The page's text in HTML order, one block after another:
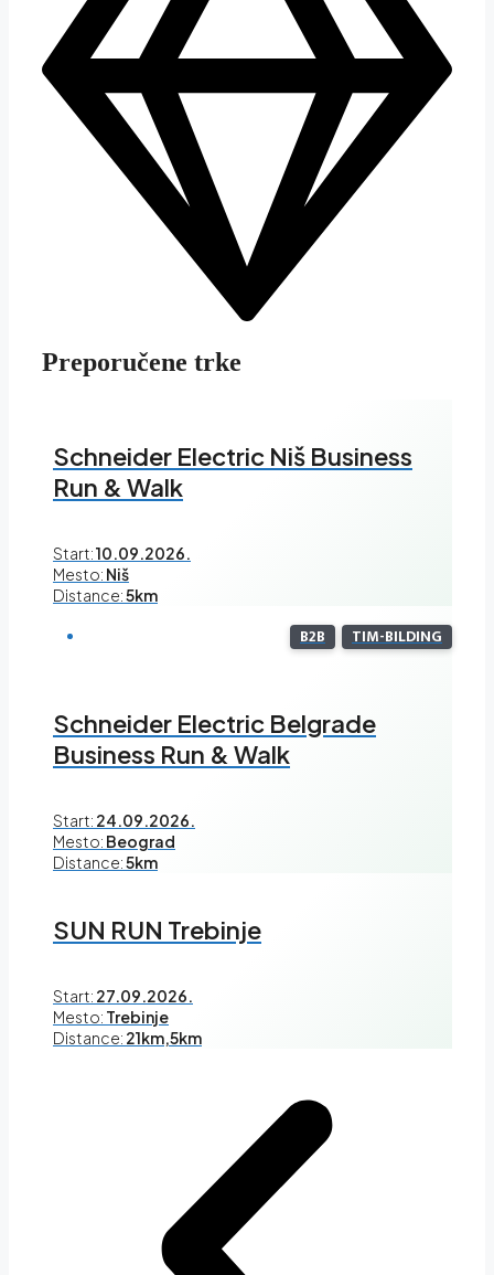
Preporučene trke
Schneider Electric Niš Business
Run & Walk
Start:10.09.2026.
Mesto: Niš
Distance:5km
B2B TIM-BILDING
Schneider Electric Belgrade
Business Run & Walk
Start: 24.09.2026.
Mesto: Beograd
Distance:5km
SUN RUN Trebinje
Start: 27.09.2026.
Mesto: Trebinje
Distance: 21km,5km